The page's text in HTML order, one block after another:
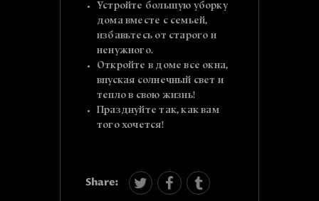
Устройте большую уборку
дома вместе с семьей,
избавьтесь от старого и
ненужного.
Откройте в доме все окна,
впуская солнечный свет и
тепло в свою жизнь!
Празднуйте так, как вам
того хочется!
Share: